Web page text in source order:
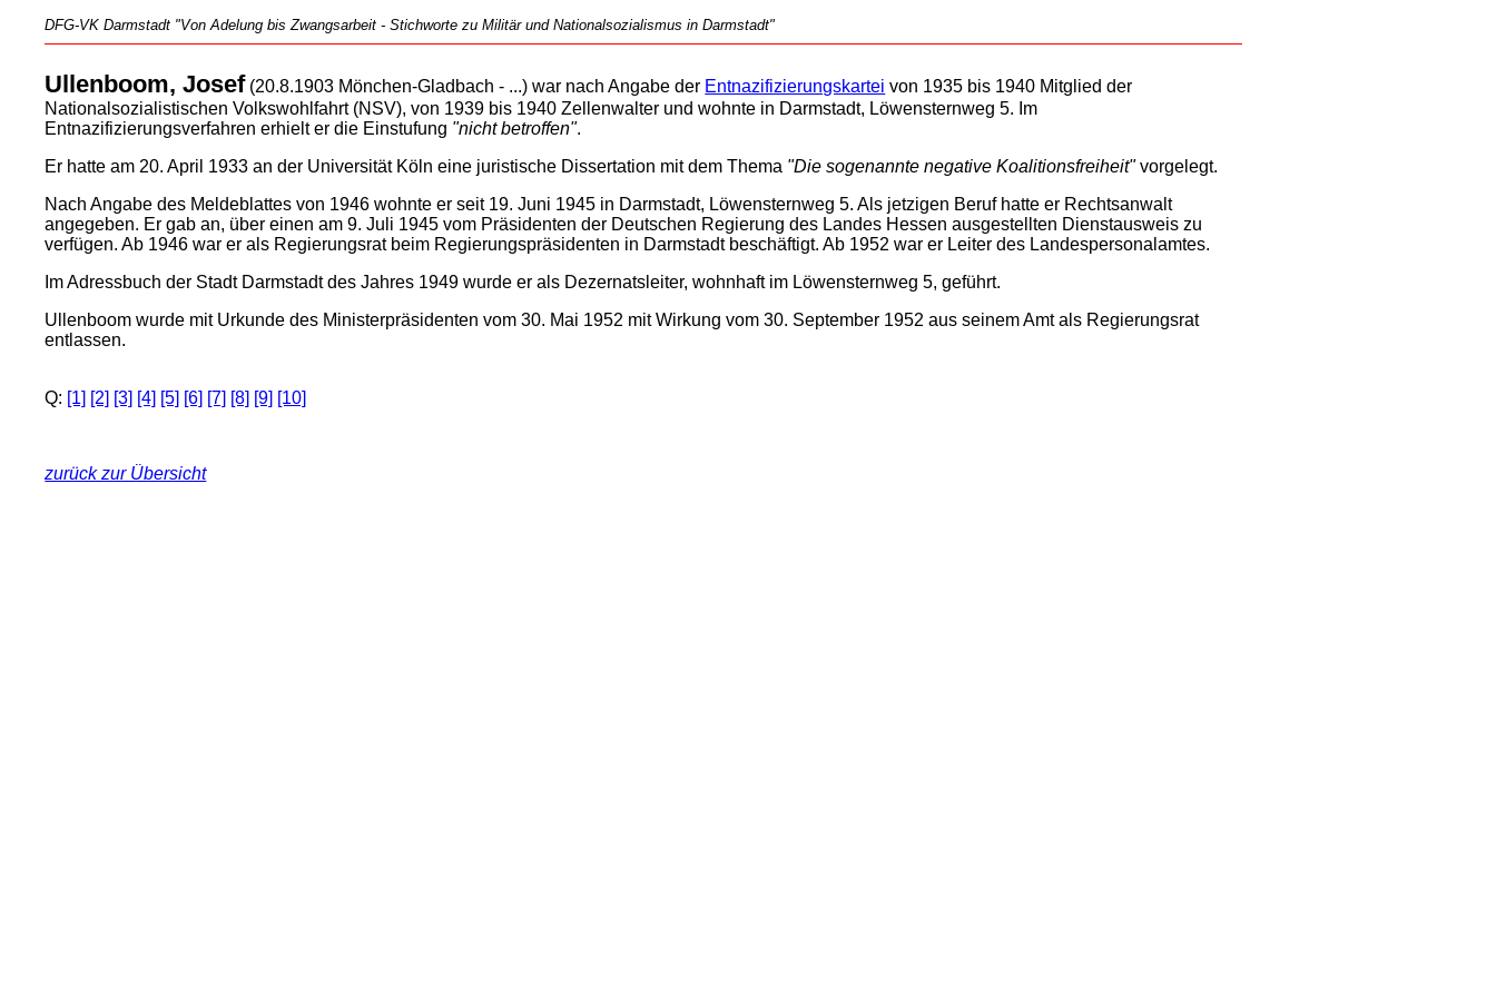
DFG-VK Darmstadt "Von Adelung bis Zwangsarbeit - Stichworte zu Militär und Nationalsozialismus in Darmstadt"
Ullenboom, Josef(20.8.1903 Mönchen-Gladbach - ...) war nach Angabe der Entnazifizierungskartei von 1935 bis 1940 Mitglied der
Nationalsozialistischen Volkswohlfahrt (NSV), von 1939 bis 1940 Zellenwalter und wohnte in Darmstadt, Löwensternweg 5. Im
Entnazifizierungsverfahren erhielt er die Einstufung "nicht betroffen".
Er hatte am 20. April 1933 an der Universität Köln eine juristische Dissertation mit dem Thema "Die sogenannte negative Koalitionsfreiheit"vorgelegt.
Nach Angabe des Meldeblattes von 1946 wohnte er seit 19. Juni 1945 in Darmstadt, Löwensternweg 5. Als jetzigen Beruf hatte er Rechtsanwalt
angegeben. Er gab an, über einen am 9. Juli 1945 vom Präsidenten der Deutschen Regierung des Landes Hessen ausgestellten Dienstausweis zu
verfügen. Ab 1946 war er als Regierungsrat beim Regierungspräsidenten in Darmstadt beschäftigt. Ab 1952 war er Leiter des Landespersonalamtes.
Im Adressbuch der Stadt Darmstadt des Jahres 1949 wurde er als Dezernatsleiter, wohnhaft im Löwensternweg 5, geführt.
Ullenboom wurde mit Urkunde des Ministerpräsidenten vom 30. Mai 1952 mit Wirkung vom 30. September 1952 aus seinem Amt als Regierungsrat
entlassen.
Q: [1] [2] [3] [4] [5] [6] [7] [8] [9] [10]
zurück zur Übersicht